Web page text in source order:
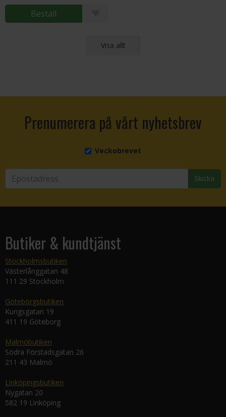
Beställ
Visa allt
Prenumerera på vårt nyhetsbrev
Veckobrevet
Skicka
Butiker & kundtjänst
Stockholmsbutiken
Västerlånggatan 48
111 29 Stockholm
Göteborgsbutiken
Kungsgatan 19
411 19 Göteborg
Malmöbutiken
Södra Förstadsgatan 26
211 43 Malmö
Linköpingsbutiken
Nygatan 20
582 19 Linköping